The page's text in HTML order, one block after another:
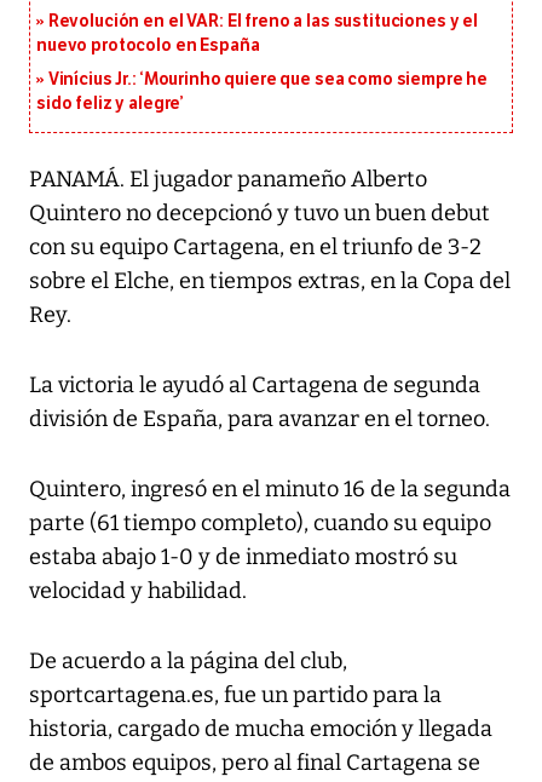
Revolución en el VAR: El freno a las sustituciones y el
nuevo protocolo en España
Vinícius Jr.: ‘Mourinho quiere que sea como siempre he
sido feliz y alegre’
PANAMÁ. El jugador panameño Alberto
Quintero no decepcionó y tuvo un buen debut
con su equipo Cartagena, en el triunfo de 3-2
sobre el Elche, en tiempos extras, en la Copa del
Rey.
La victoria le ayudó al Cartagena de segunda
división de España, para avanzar en el torneo.
Quintero, ingresó en el minuto 16 de la segunda
parte (61 tiempo completo), cuando su equipo
estaba abajo 1-0 y de inmediato mostró su
velocidad y habilidad.
De acuerdo a la página del club,
sportcartagena.es, fue un partido para la
historia, cargado de mucha emoción y llegada
de ambos equipos, pero al final Cartagena se